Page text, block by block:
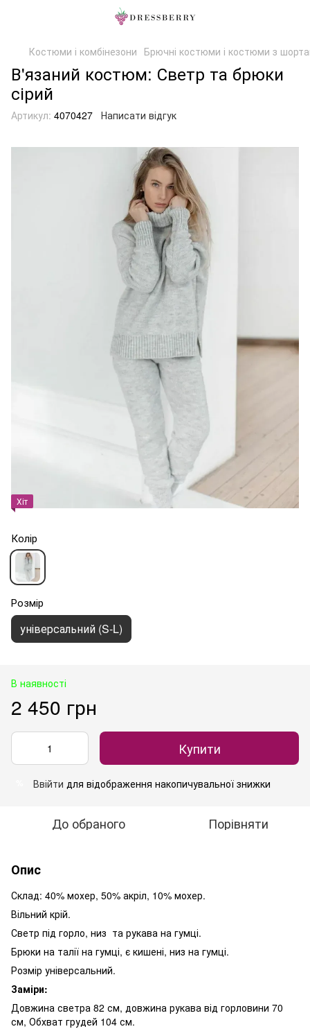
Костюми і комбінезони Брючні костюми і костюми з
В'язаний костюм: Светр та брюки
сірий
Артикул: 4070427 Написати відгук
Хіт
Колір
Розмір
універсальний (S-L)
В наявності
2 450 грн
Купити
Ввійти для відображення накопичувальної знижки
До обраного Порівняти
Опис
Склад: 40% мохер, 50% акріл, 10% мохер.
Вільний крій.
Светр під горло, низ та рукава на гумці.
Брюки на талії на гумці, є кишені, низ на гумці.
Розмір універсальний.
Заміри:
Довжина светра 82 см, довжина рукава від горловини 70
см, Обхват грудей 104 см.